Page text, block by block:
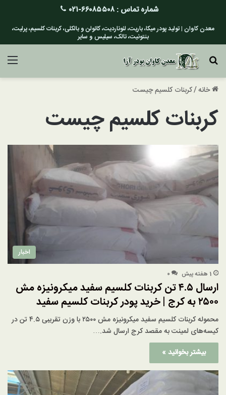
شماره تماس :۶۶۰۸۵۵۰۸-۰۲۱
معدن کاوان | تولید پودر میکا، باریت، لئوناردیت، کائولن و بالکلی، کربنات کلسیم، پرلیت،
بنتونیت، تالک، سیلیس و سایر
جستجو برای
خانه/کربنات کلسیم چیست
کربنات کلسیم چیست
اخبار
1 هفته پیش ۰
ارسال ۴.۵ تن کربنات کلسیم سفید میکرونیزه مش
۲۵۰۰ به کرج | خرید پودر کربنات کلسیم سفید
محموله کربنات کلسیم سفید میکرونیزه مش ۲۵۰۰ با وزن تقریبی ۴.۵ تن در
کیسه‌های لمینت به مقصد کرج ارسال شد.…
بیشتر بخوانید »